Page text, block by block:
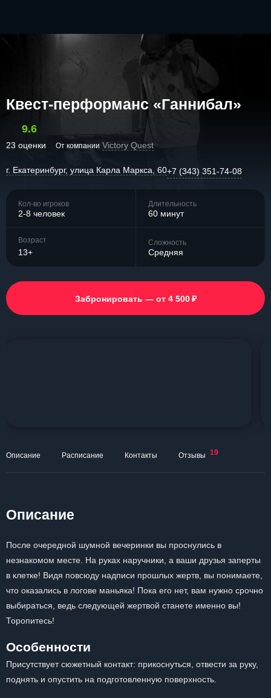
Квест-перформанс «Ганнибал»
9.6
23 оценки От компании Victory Quest
г. Екатеринбург, улица Карла Маркса, 60+7 (343) 351-74-08
Кол-во игроков
2-8 человек
Длительность
60 минут
Возраст
13+
Сложность
Средняя
Забронировать — от 4 500 ₽
Описание Расписание Контакты Отзывы 19
Описание
После очередной шумной вечеринки вы проснулись в
незнакомом месте. На руках наручники, а ваши друзья заперты
в клетке! Видя повсюду надписи прошлых жертв, вы понимаете,
что оказались в логове маньяка! Пока его нет, вам нужно срочно
выбираться, ведь следующей жертвой станете именно вы!
Торопитесь!
Особенности
Присутствует сюжетный контакт: прикоснуться, отвести за руку,
поднять и опустить на подготовленную поверхность.